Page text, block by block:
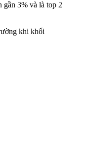
3% và là top 2
khi khối